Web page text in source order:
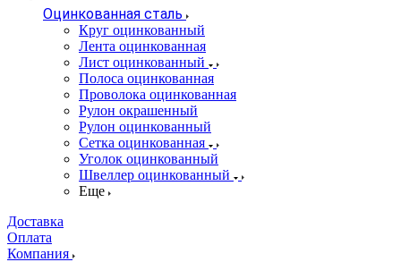
Оцинкованная сталь
Круг оцинкованный
Лента оцинкованная
Лист оцинкованный
Полоса оцинкованная
Проволока оцинкованная
Рулон окрашенный
Рулон оцинкованный
Сетка оцинкованная
Уголок оцинкованный
Швеллер оцинкованный
Еще
Доставка
Оплата
Компания